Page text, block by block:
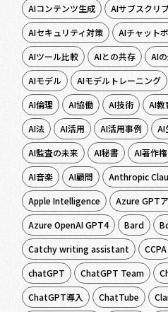
AIコンテンツ生成
AIサブスクリ
AIセキュリティ対策
AIチャット
AIツール比較
AIとの共存 AI
AIモデル
AIモデルトレーニング
AI倫理
AI協働 AI技術 AI教
AI法
AI活用 AI活用事例
AI
AI監査の未来
AI秘書 AI著作権
AI音楽
AI顧問 Anthropic
Apple Intelligence
Azure GPT
Azure OpenAI GPT4
Bard
Catchy writing assistant
CCPA
chatGPT
ChatGPT Team
ChatGPT導入
ChatTube